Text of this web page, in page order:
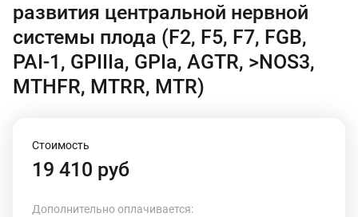
развития центральной нервной
системы плода (F2, F5, F7, FGB,
PAI-1, GPIIIa, GPIa, AGTR, >NOS3,
MTHFR, MTRR, MTR)
Стоимость
19 410 руб
Дополнительно оплачивается: